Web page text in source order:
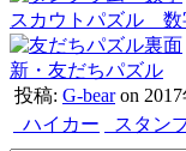
スカウトパズル 数
新・友だちパズル
投稿: G-bearon 2017
ハイカー
スタン